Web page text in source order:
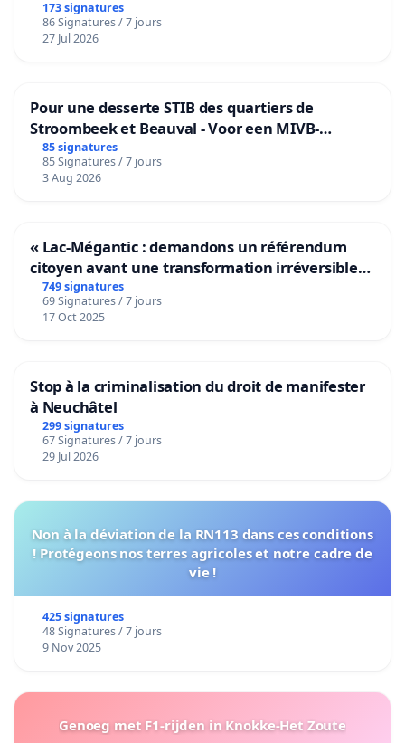
173 signatures
86 Signatures / 7 jours
27 Jul 2026
Pour une desserte STIB des quartiers de
Stroombeek et Beauval - Voor een MIVB-
bediening van de wijken Strombeek en Het
Voor
85 signatures
85 Signatures / 7 jours
3 Aug 2026
« Lac-Mégantic : demandons un référendum
citoyen avant une transformation irréversible
de notre territoire »
749 signatures
69 Signatures / 7 jours
17 Oct 2025
Stop à la criminalisation du droit de manifester
à Neuchâtel
299 signatures
67 Signatures / 7 jours
29 Jul 2026
Non à la déviation de la RN113 dans ces conditions
! Protégeons nos terres agricoles et notre cadre de
vie !
425 signatures
48 Signatures / 7 jours
9 Nov 2025
Genoeg met F1-rijden in Knokke-Het Zoute